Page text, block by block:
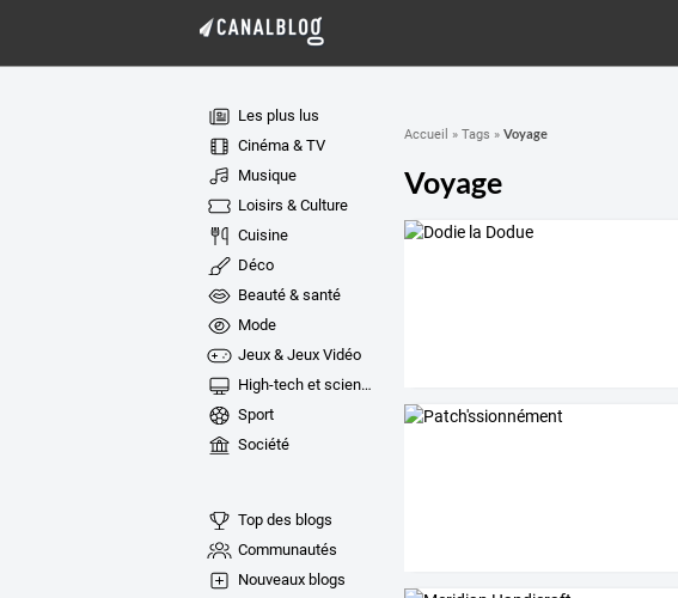
Les plus lus
Cinéma & TV
Musique
Loisirs & Culture
Cuisine
Déco
Beauté & santé
Mode
Jeux & Jeux Vidéo
High-tech et sciences
Sport
Société
Top des blogs
Communautés
Nouveaux blogs
Accueil » Tags » Voyage
Voyage